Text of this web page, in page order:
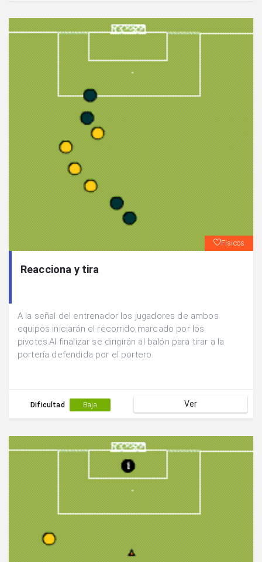
Físicos
Reacciona y tira
A la señal del entrenador los jugadores de ambos
equipos iniciarán el recorrido marcado por los
pivotes.Al finalizar se dirigirán al balón para tirar a la
portería defendida por el portero.
Dificultad Baja Ver